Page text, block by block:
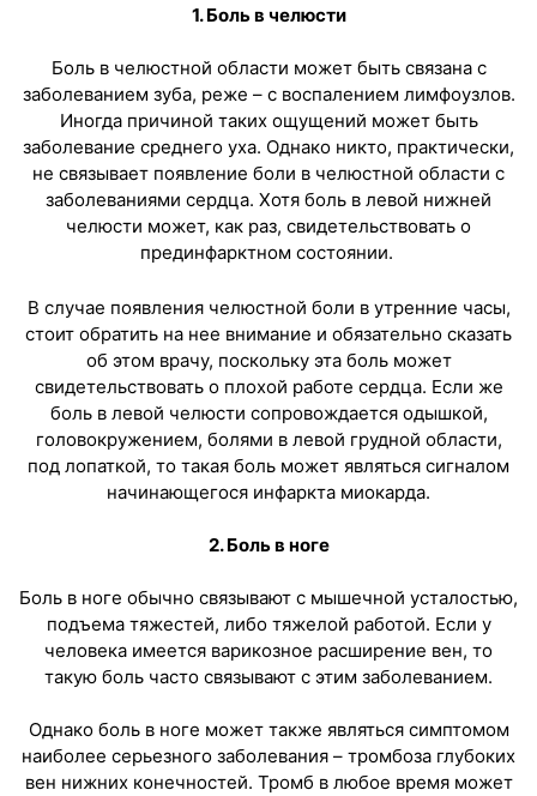
1. Боль в челюсти
Боль в челюстной области может быть связана с
заболеванием зуба, реже – с воспалением лимфоузлов.
Иногда причиной таких ощущений может быть
заболевание среднего уха. Однако никто, практически,
не связывает появление боли в челюстной области с
заболеваниями сердца. Хотя боль в левой нижней
челюсти может, как раз, свидетельствовать о
прединфарктном состоянии.
В случае появления челюстной боли в утренние часы,
стоит обратить на нее внимание и обязательно сказать
об этом врачу, поскольку эта боль может
свидетельствовать о плохой работе сердца. Если же
боль в левой челюсти сопровождается одышкой,
головокружением, болями в левой грудной области,
под лопаткой, то такая боль может являться сигналом
начинающегося инфаркта миокарда.
2. Боль в ноге
Боль в ноге обычно связывают с мышечной усталостью,
подъема тяжестей, либо тяжелой работой. Если у
человека имеется варикозное расширение вен, то
такую боль часто связывают с этим заболеванием.
Однако боль в ноге может также являться симптомом
наиболее серьезного заболевания – тромбоза глубоких
вен нижних конечностей. Тромб в любое время может